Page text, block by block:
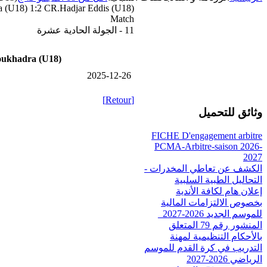
(U18) 1:2 CR.Hadjar Eddis (U18)
Match
11 - الجولة الحادية عشرة
(U18)
2025-12-26
[Retour]
وثائق للتحميل
FICHE D'engagement arbitre
PCMA-Arbitre-saison 2026-
2027
الكشف عن تعاطي المخدرات -
التحاليل الطبية السلبية
إعلان هام لكافة الأندية
بخصوص الالتزامات المالية
للموسم الجديد 2026-2027_
المنشور رقم 79 المتعلق
بالأحكام التنظيمية لمهنة
التدريب في كرة القدم للموسم
الرياضي 2026-2027